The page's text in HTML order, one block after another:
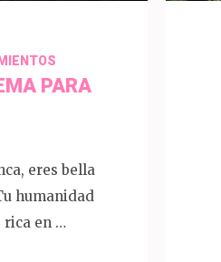
PARA
eres bella
humanidad
rica en …